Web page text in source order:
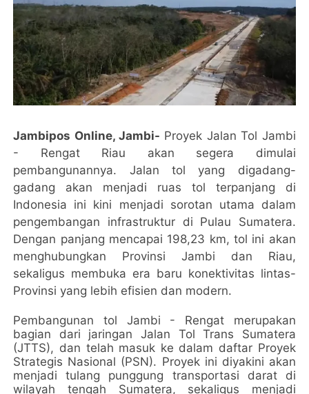
Jambipos Online, Jambi- Proyek Jalan Tol Jambi
- Rengat Riau akan segera dimulai
pembangunannya. Jalan tol yang digadang-
gadang akan menjadi ruas tol terpanjang di
Indonesia ini kini menjadi sorotan utama dalam
pengembangan infrastruktur di Pulau Sumatera.
Dengan panjang mencapai 198,23 km, tol ini akan
menghubungkan Provinsi Jambi dan Riau,
sekaligus membuka era baru konektivitas lintas-
Provinsi yang lebih efisien dan modern.
Pembangunan tol Jambi - Rengat merupakan
bagian dari jaringan Jalan Tol Trans Sumatera
(JTTS), dan telah masuk ke dalam daftar Proyek
Strategis Nasional (PSN). Proyek ini diyakini akan
menjadi tulang punggung transportasi darat di
wilayah tengah Sumatera, sekaligus menjadi